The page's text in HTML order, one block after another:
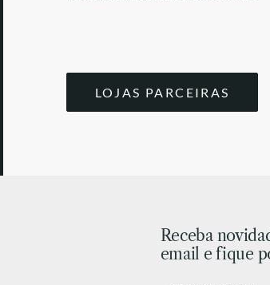
LOJAS PARCEIRAS
Receba
email e fique